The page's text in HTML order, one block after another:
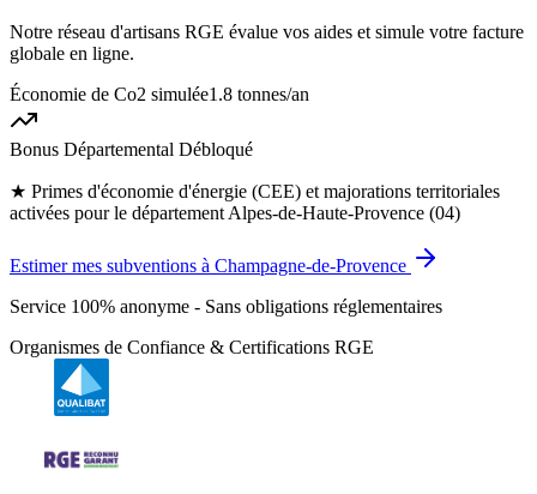
Notre réseau d'artisans RGE évalue vos aides et simule votre facture
globale en ligne.
Économie de Co2 simulée1.8 tonnes/an
Bonus Départemental Débloqué
★ Primes d'économie d'énergie (CEE) et majorations territoriales
activées pour le département Alpes-de-Haute-Provence (04)
Estimer mes subventions à Champagne-de-Provence
Service 100% anonyme - Sans obligations réglementaires
Organismes de Confiance & Certifications RGE